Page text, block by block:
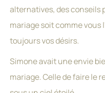
alternatives, des conseils
mariage soit comme vous
toujours vos désirs.
Simone avait une envie
mariage. Celle de faire le